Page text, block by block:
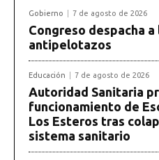
Gobierno 7 de agosto de 2026
Congreso despacha
antipelotazos
Educación 7 de agosto de 2026
Autoridad Sanitaria
funcionamiento de
Los Esteros tras
sistema sanitario